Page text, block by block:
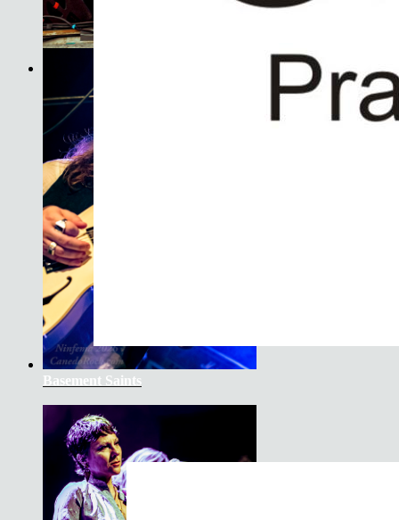
Son do Camiño
Basement Saints